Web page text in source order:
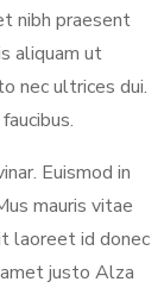
nibh praesent
aliquam ut
nec ultrices dui.
Euismod in
mauris vitae
laoreet id donec
justo Alza